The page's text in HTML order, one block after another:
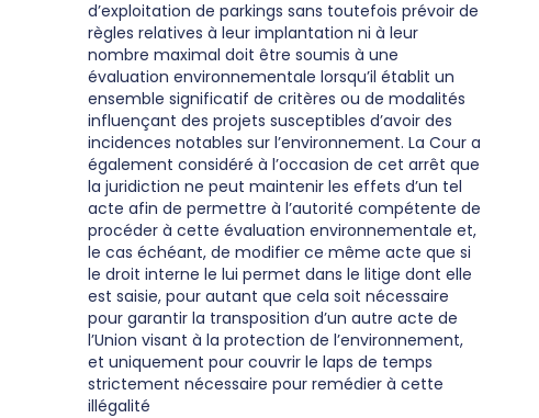
d’exploitation de parkings sans toutefois prévoir de
règles relatives à leur implantation ni à leur
nombre maximal doit être soumis à une
évaluation environnementale lorsqu’il établit un
ensemble significatif de critères ou de modalités
influençant des projets susceptibles d’avoir des
incidences notables sur l’environnement. La Cour a
également considéré à l’occasion de cet arrêt que
la juridiction ne peut maintenir les effets d’un tel
acte afin de permettre à l’autorité compétente de
procéder à cette évaluation environnementale et,
le cas échéant, de modifier ce même acte que si
le droit interne le lui permet dans le litige dont elle
est saisie, pour autant que cela soit nécessaire
pour garantir la transposition d’un autre acte de
l’Union visant à la protection de l’environnement,
et uniquement pour couvrir le laps de temps
strictement nécessaire pour remédier à cette
illégalité